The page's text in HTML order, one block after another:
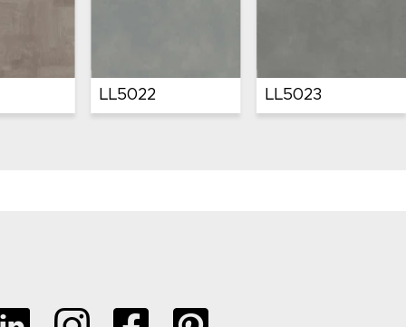
LL1074 LL1076